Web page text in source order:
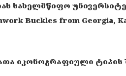
სახელმწიფო
Buckles from Georgia,
იკონოგრაფიული ტიპის